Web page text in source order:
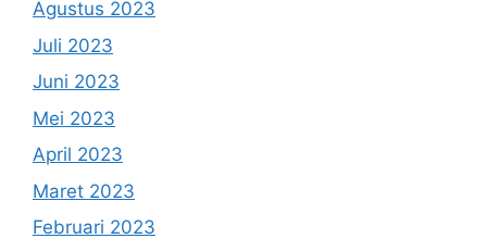
Agustus 2023
Juli 2023
Juni 2023
Mei 2023
April 2023
Maret 2023
Februari 2023